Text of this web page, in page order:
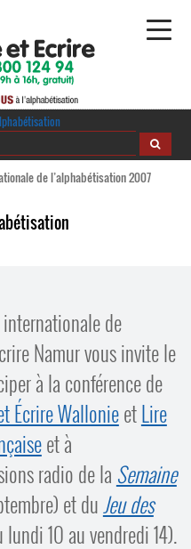
Alphabétisation
·
Comprendre et parler
Bienvenue en Belgique
Espace presse
Contacts
Trouver un lieu d’alphabétisation
de l’alphabétisation 2007
de
Namur vous invite le
à la conférence de
Écrire WallonieetLire
et à
radio de la Semaine
et duJeu des
10 au vendredi 14).